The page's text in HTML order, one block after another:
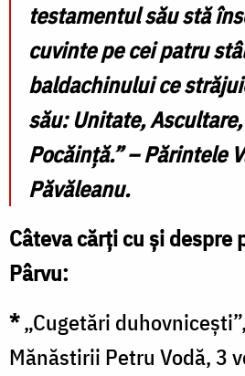
testamentul său stă
cuvinte pe cei patru
baldachinului ce
său:Unitate,
Pocăință.” – Părintele
Păvăleanu.
Câteva cărți cu și despre
Pârvu:
*„Cugetări
Mănăstirii Petru Vodă, 3